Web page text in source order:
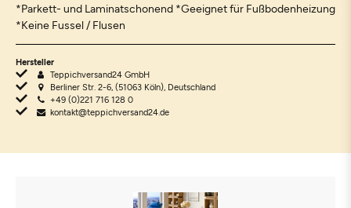
*Parkett- und Laminatschonend *Geeignet für Fußbodenheizung
*Keine Fussel / Flusen
Hersteller
Teppichversand24 GmbH
Berliner Str. 2-6, (51063 Köln), Deutschland
+49 (0)221 716 128 0
kontakt@teppichversand24.de